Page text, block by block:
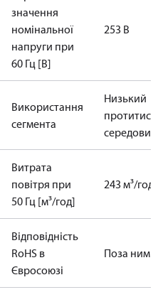
значення
номінальної
напруги при
60 Гц [В]
253 В
Використання
сегмента
Низький
протитиск
середовища
Витрата
повітря при
50 Гц [м³/год]
243 м³/год
Відповідність
RoHS в
Євросоюзі
Поза ним